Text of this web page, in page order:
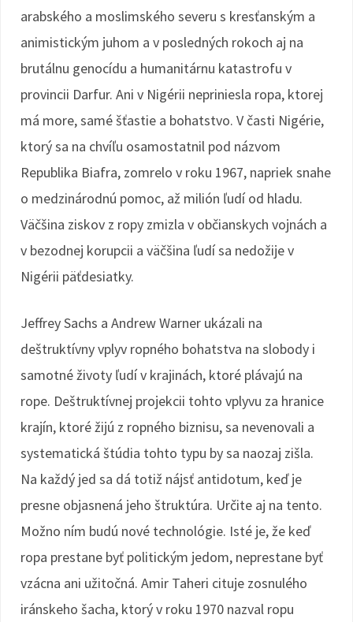
arabského a moslimského severu s kresťanským a
animistickým juhom a v posledných rokoch aj na
brutálnu genocídu a humanitárnu katastrofu v
provincii Darfur. Ani v Nigérii nepriniesla ropa, ktorej
má more, samé šťastie a bohatstvo. V časti Nigérie,
ktorý sa na chvíľu osamostatnil pod názvom
Republika Biafra, zomrelo v roku 1967, napriek snahe
o medzinárodnú pomoc, až milión ľudí od hladu.
Väčšina ziskov z ropy zmizla v občianskych vojnách a
v bezodnej korupcii a väčšina ľudí sa nedožije v
Nigérii päťdesiatky.
Jeffrey Sachs a Andrew Warner ukázali na
deštruktívny vplyv ropného bohatstva na slobody i
samotné životy ľudí v krajinách, ktoré plávajú na
rope. Deštruktívnej projekcii tohto vplyvu za hranice
krajín, ktoré žijú z ropného biznisu, sa nevenovali a
systematická štúdia tohto typu by sa naozaj zišla.
Na každý jed sa dá totiž nájsť antidotum, keď je
presne objasnená jeho štruktúra. Určite aj na tento.
Možno ním budú nové technológie. Isté je, že keď
ropa prestane byť politickým jedom, neprestane byť
vzácna ani užitočná. Amir Taheri cituje zosnulého
iránskeho šacha, ktorý v roku 1970 nazval ropu